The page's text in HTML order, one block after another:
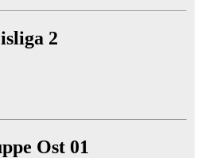
2
Ost 01